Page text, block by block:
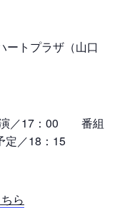
トプラザ（山口
／17：00 番組
／18：15
ら